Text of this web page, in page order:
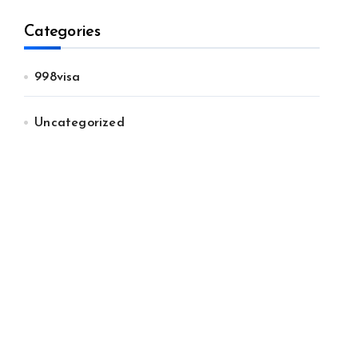
Categories
998visa
Uncategorized